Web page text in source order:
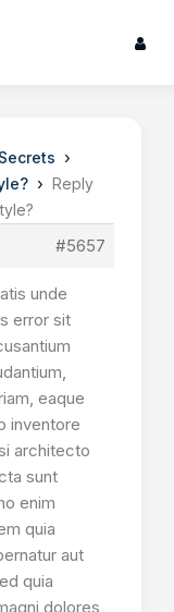
›
›
Reply
#5657
unde
error sit
eaque
inventore
architecto
sunt
enim
quia
aut
quia
dolores